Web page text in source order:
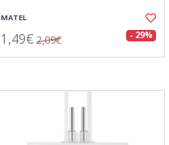
MATEL
1,49€ 2,09€ - 29%